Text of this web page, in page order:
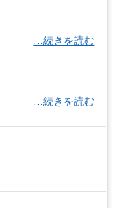
…続きを読む
…続きを読む